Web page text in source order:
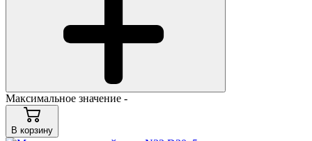
Максимальное значение -
В корзину